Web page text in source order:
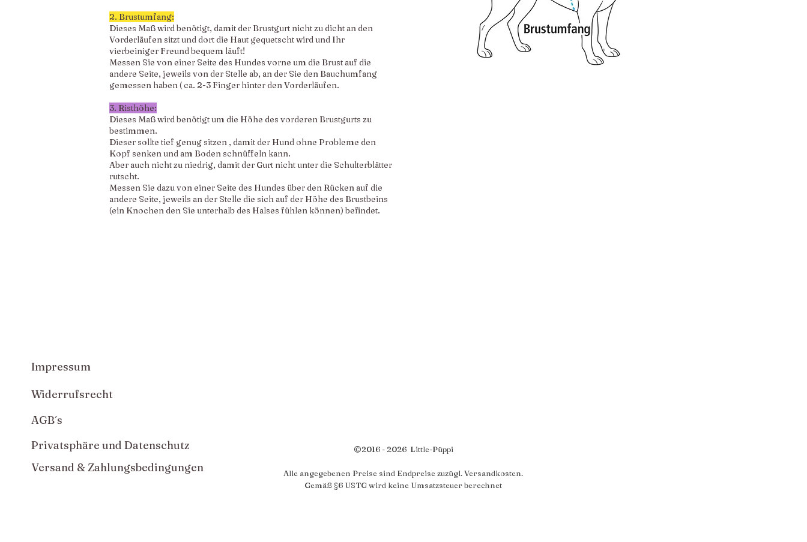
2. Brustumfang:
Dieses Maß wird benötigt, damit der Brustgurt nicht zu dicht an den
Vorderläufen sitzt und dort die Haut gequetscht wird und Ihr
vierbeiniger Freund bequem läuft!
Messen Sie von einer Seite des Hundes vorne um die Brust auf die
andere Seite, jeweils von der Stelle ab, an der Sie den Bauchumfang
gemessen haben ( ca. 2-3 Finger hinter den Vorderläufen.
3. Risthöhe:
Dieses Maß wird benötigt um die Höhe des vorderen Brustgurts zu
bestimmen.
Dieser sollte tief genug sitzen , damit der Hund ohne Probleme den
Kopf senken und am Boden schnüffeln kann.
Aber auch nicht zu niedrig, damit der Gurt nicht unter die Schulterblätter
rutscht.
Messen Sie dazu von einer Seite des Hundes über den Rücken auf die
andere Seite, jeweils an der Stelle die sich auf der Höhe des Brustbeins
(ein Knochen den Sie unterhalb des Halses fühlen können) befindet.
Impressum
Widerrufsrecht
AGB´s
Privatsphäre und Datenschutz
Versand & Zahlungsbedingungen
©2016 - 2026 Little-Püppi
Alle angegebenen Preise sind Endpreise zuzügl. Versandkosten.
Gemäß §6 USTG wird keine Umsatzsteuer berechnet